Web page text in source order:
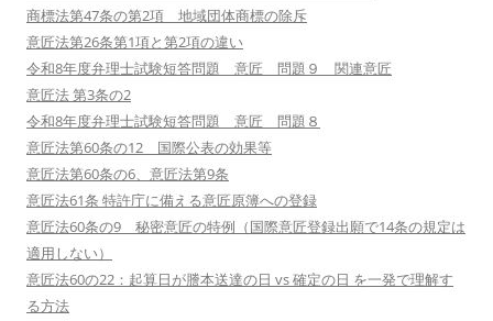
商標法第47条の第2項 地域団体商標の除斥
意匠法第26条第1項と第2項の違い
令和8年度弁理士試験短答問題 意匠 問題９ 関連意匠
意匠法 第3条の2
令和8年度弁理士試験短答問題 意匠 問題８
意匠法第60条の12 国際公表の効果等
意匠法第60条の6、意匠法第9条
意匠法61条 特許庁に備える意匠原簿への登録
意匠法60条の9 秘密意匠の特例（国際意匠登録出願で14条の規定は
適用しない）
意匠法60の22：起算日が謄本送達の日 vs 確定の日 を一発で理解す
る方法